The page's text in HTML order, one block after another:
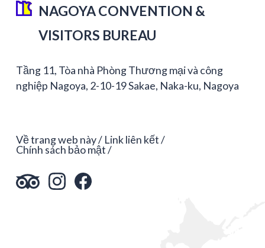
NAGOYA CONVENTION &
VISITORS BUREAU
Tầng 11, Tòa nhà Phòng Thương mại và công
nghiệp Nagoya, 2-10-19 Sakae, Naka-ku, Nagoya
Về trang web này Link liên kết
Chính sách bảo mật